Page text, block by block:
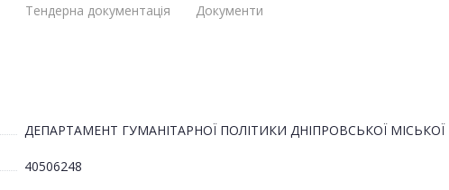
Тендерна документація Документи
ДЕПАРТАМЕНТ ГУМАНІТАРНОЇ ПОЛІТИКИ ДНІПРОВСЬКОЇ
40506248